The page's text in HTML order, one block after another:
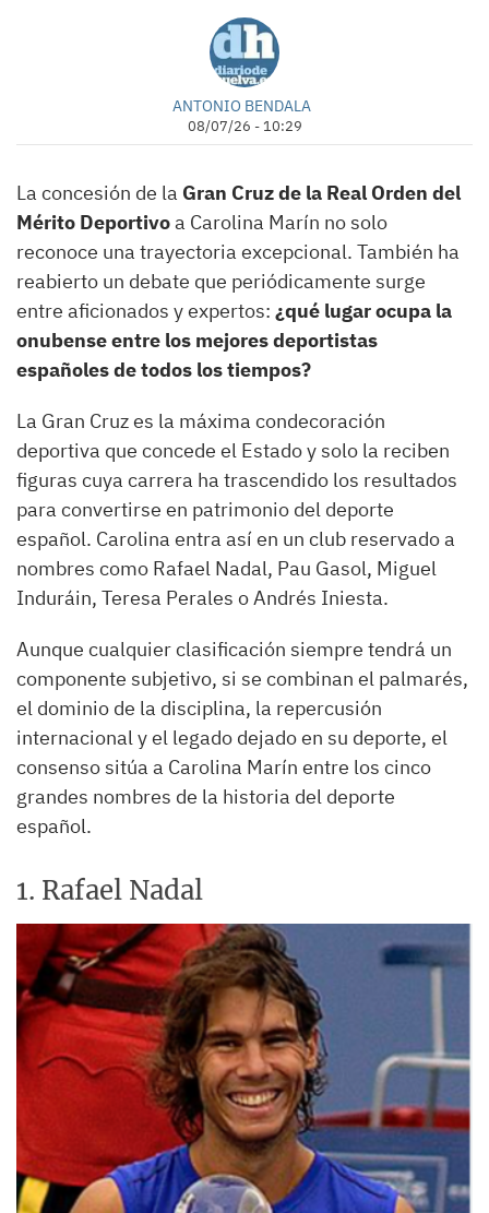
ANTONIO BENDALA
08/07/26 - 10:29
La concesión de la Gran Cruz de la Real Orden del
Mérito Deportivoa Carolina Marín no solo
reconoce una trayectoria excepcional. También ha
reabierto un debate que periódicamente surge
entre aficionados y expertos: ¿qué lugar ocupa la
onubense entre los mejores deportistas
españoles de todos los tiempos?
La Gran Cruz es la máxima condecoración
deportiva que concede el Estado y solo la reciben
figuras cuya carrera ha trascendido los resultados
para convertirse en patrimonio del deporte
español. Carolina entra así en un club reservado a
nombres como Rafael Nadal, Pau Gasol, Miguel
Induráin, Teresa Perales o Andrés Iniesta.
Aunque cualquier clasificación siempre tendrá un
componente subjetivo, si se combinan el palmarés,
el dominio de la disciplina, la repercusión
internacional y el legado dejado en su deporte, el
consenso sitúa a Carolina Marín entre los cinco
grandes nombres de la historia del deporte
español.
1. Rafael Nadal